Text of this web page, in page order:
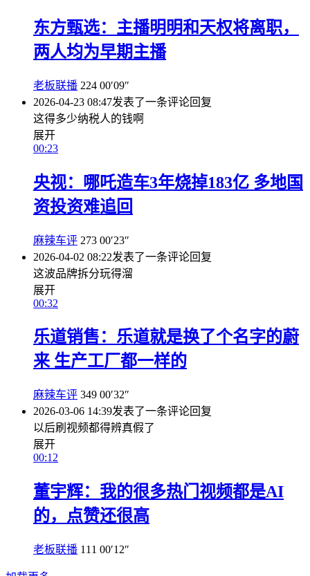
东方甄选：主播明明和天权将离职，
两人均为早期主播
老板联播 224 00′09″
2026-04-23 08:47发表了一条评论回复
这得多少纳税人的钱啊
展开
00:23
央视：哪吒造车3年烧掉183亿 多地国
资投资难追回
麻辣车评 273 00′23″
2026-04-02 08:22发表了一条评论回复
这波品牌拆分玩得溜
展开
00:32
乐道销售：乐道就是换了个名字的蔚
来 生产工厂都一样的
麻辣车评 349 00′32″
2026-03-06 14:39发表了一条评论回复
以后刷视频都得辨真假了
展开
00:12
董宇辉：我的很多热门视频都是AI
的，点赞还很高
老板联播 111 00′12″